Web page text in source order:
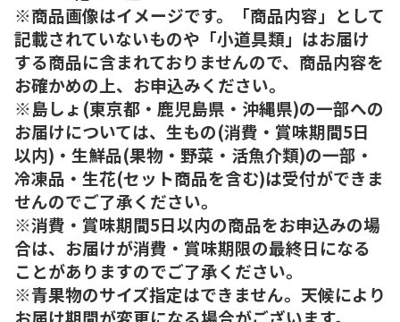
※商品画像はイメージです。「商品内容」として
記載されていないものや「小道具類」はお届け
する商品に含まれておりませんので、商品内容を
お確かめの上、お申込みください。
※島しょ(東京都・鹿児島県・沖縄県)の一部への
お届けについては、生もの(消費・賞味期間5日
以内)・生鮮品(果物・野菜・活魚介類)の一部・
冷凍品・生花(セット商品を含む)は受付ができま
せんのでご了承ください。
※消費・賞味期間5日以内の商品をお申込みの場
合は、お届けが消費・賞味期限の最終日になる
ことがありますのでご了承ください。
※青果物のサイズ指定はできません。天候により
お届け期間が変更になる場合がございます。